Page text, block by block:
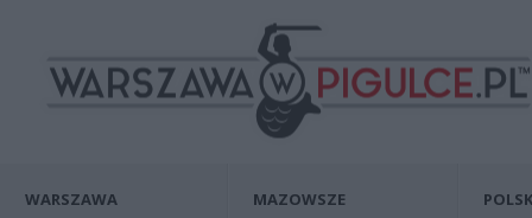
WARSZAWA MAZOWSZE